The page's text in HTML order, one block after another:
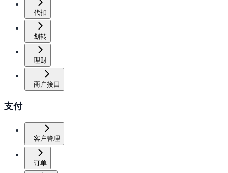
代扣
划转
理财
商户接口
支付
客户管理
订单